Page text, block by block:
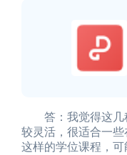
答：我觉得这几种
较灵活，很适合一
这样的学位课程，可